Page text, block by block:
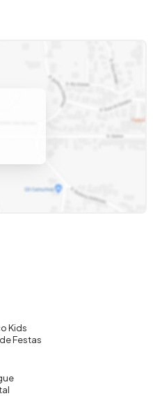
Odessa/SP, próxima a
incluindo quadras
ativa e familiar em um
Kids
Festas